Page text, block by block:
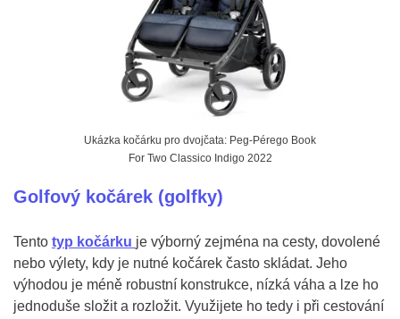
Ukázka kočárku pro dvojčata: Peg-Pérego Book
For Two Classico Indigo 2022
Golfový kočárek (golfky)
Tento typ kočárku je výborný zejména na cesty, dovolené
nebo výlety, kdy je nutné kočárek často skládat. Jeho
výhodou je méně robustní konstrukce, nízká váha a lze ho
jednoduše složit a rozložit. Využijete ho tedy i při cestování